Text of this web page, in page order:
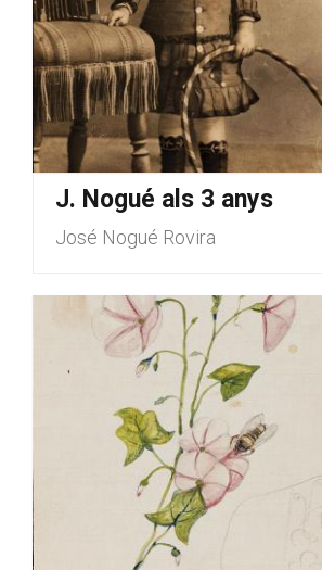
J. Nogué als 3 anys
José Nogué Rovira